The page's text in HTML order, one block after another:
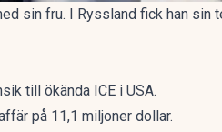
sin fru. I Ryssland fick han sin
till ökända ICE i USA.
på 11,1 miljoner dollar.